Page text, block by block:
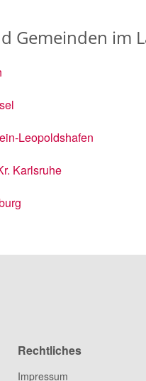
Gemeinden im
Leopoldshafen
Karlsruhe
Rechtliches
Impressum